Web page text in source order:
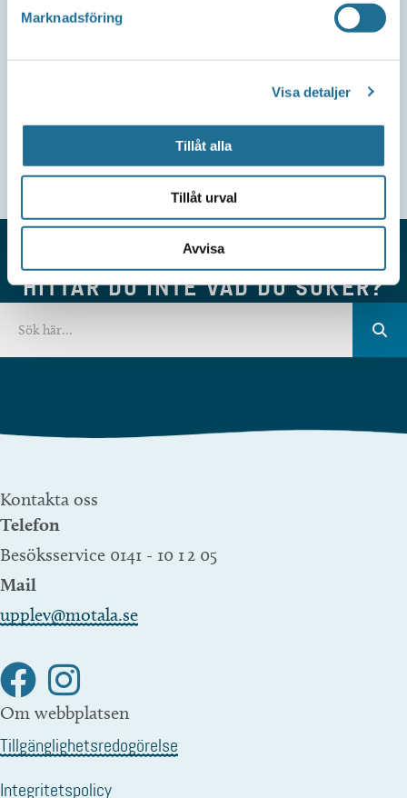
Marknadsföring
Visa detaljer
Tillåt alla
Tillåt urval
Avvisa
HITTAR DU INTE VAD DU SÖKER?
Kontakta oss
Telefon
Besöksservice 0141 - 10 1 2 05
Mail
upplev@motala.se
Om webbplatsen
Tillgänglighetsredogörelse
Integritetspolicy